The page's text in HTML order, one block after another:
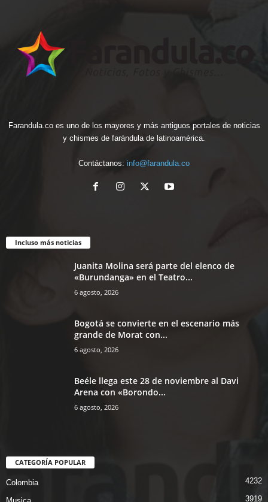
Farandula.co es uno de los mayores y más antiguos portales de noticias
y chismes de farándula de latinoamérica.
Contáctanos: info@farandula.co
Incluso más noticias
Juanita Molina será parte del elenco de
«Burundanga» en el Teatro...
6 agosto, 2026
Bogotá se convierte en el escenario más
grande de Morat con...
6 agosto, 2026
Beéle llega este 28 de noviembre al Davi
Arena con «Borondo...
6 agosto, 2026
CATEGORÍA POPULAR
Colombia 4232
3919